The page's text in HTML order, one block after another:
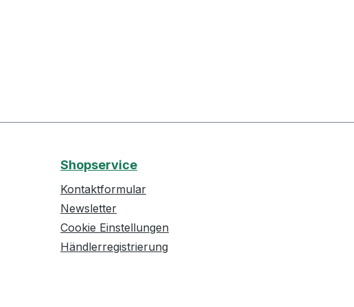
Shopservice
Kontaktformular
Newsletter
Cookie Einstellungen
Händlerregistrierung